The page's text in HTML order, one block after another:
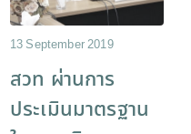
13 September 2019
สวท ผ่านการ
ประเมินมาตรฐาน